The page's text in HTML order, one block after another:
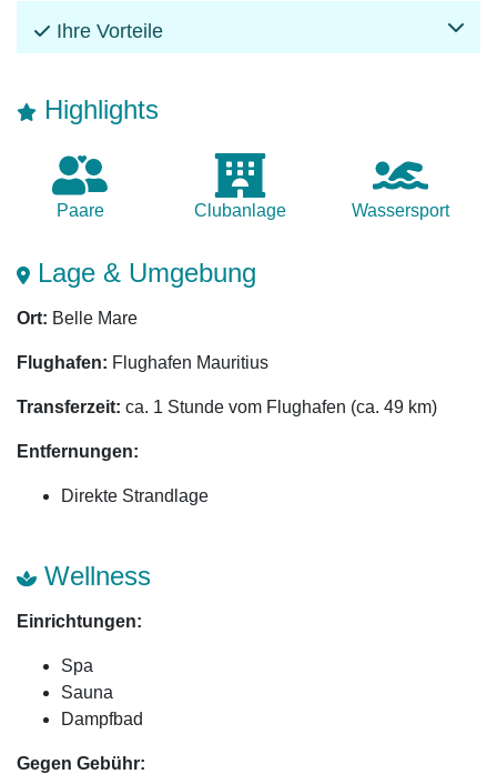
Ihre Vorteile
Highlights
Paare Club­anlage Wasser­sport
Lage & Umgebung
Ort: Belle Mare
Flughafen: Flughafen Mauritius
Transferzeit: ca. 1 Stunde vom Flughafen (ca. 49 km)
Entfernungen:
Direkte Strandlage
Wellness
Einrichtungen:
Spa
Sauna
Dampfbad
Gegen Gebühr: